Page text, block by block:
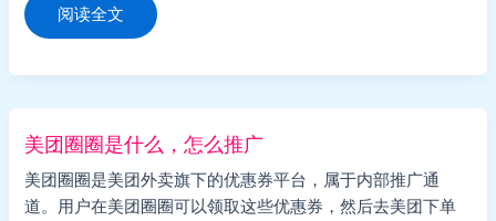
地
推
拉
项
有
些
好
做
阅读全文
美团圈圈是什么，怎么推广
美团圈圈是美团外卖旗下的优惠券平台，属于内部推广通
道。用户在美团圈圈可以领取这些优惠券，然后去美团下单